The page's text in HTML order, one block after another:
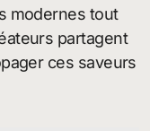
modernes tout
partagent
ces saveurs